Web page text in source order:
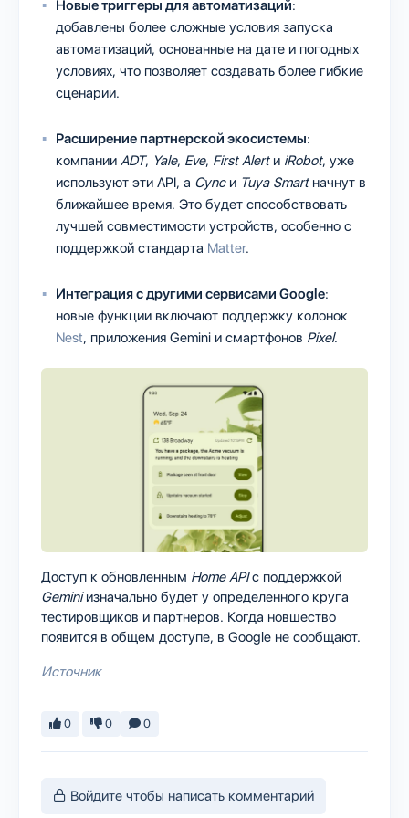
Новые триггеры для автоматизаций:
добавлены более сложные условия запуска
автоматизаций, основанные на дате и погодных
условиях, что позволяет создавать более гибкие
сценарии.
Расширение партнерской экосистемы:
компании ADT, Yale, Eve, First Alertи iRobot, уже
используют эти API, а Cyncи Tuya Smartначнут в
ближайшее время. Это будет способствовать
лучшей совместимости устройств, особенно с
поддержкой стандарта Matter.
Интеграция с другими сервисами Google:
новые функции включают поддержку колонок
Nest, приложения Gemini и смартфонов Pixel.
Доступ к обновленным Home APIс поддержкой
Geminiизначально будет у определенного круга
тестировщиков и партнеров. Когда новшество
появится в общем доступе, в Google не сообщают.
Источник
0 0 0
Войдите чтобы написать комментарий